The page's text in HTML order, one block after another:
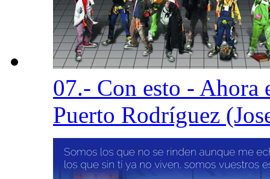
07.- Con esto - Ahora
Puerto Rodríguez